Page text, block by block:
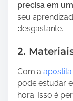
precisa em
seu
desgastante.
2.
Com a apostila
pode estudar
hora. Isso é